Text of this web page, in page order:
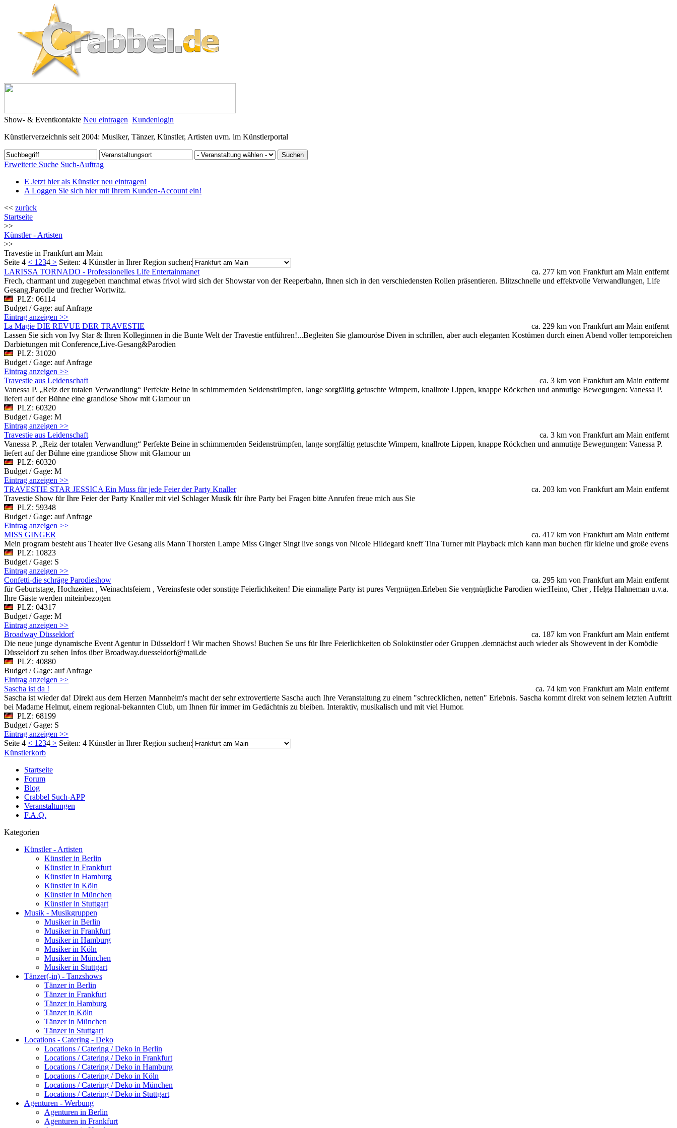
Show- & Eventkontakte Neu eintragen Kundenlogin
Künstlerverzeichnis seit 2004: Musiker, Tänzer, Künstler, Artisten uvm. im Künstlerportal
Erweiterte Suche Such-Auftrag
E Jetzt hier als Künstler neu eintragen!
A Loggen Sie sich hier mit Ihrem Kunden-Account ein!
<< zurück
Startseite
>>
Künstler - Artisten
>>
Travestie in Frankfurt am Main
Seite 4 < 1 234 > Seiten: 4 Künstler in Ihrer Region suchen:
ca. 277 km von Frankfurt am Main entfernt
LARISSA TORNADO - Professionelles Life Entertainmanet
Frech, charmant und zugegeben manchmal etwas frivol wird sich der Showstar von der Reeperbahn, Ihnen sich in den verschiedensten Rollen präsentieren. Blitzschnelle und effektvolle Verwandlungen, Life
Gesang,Parodie und frecher Wortwitz.
PLZ: 06114
Budget / Gage: auf Anfrage
Eintrag anzeigen >>
ca. 229 km von Frankfurt am Main entfernt
La Magie DIE REVUE DER TRAVESTIE
Lassen Sie sich von Ivy Star & Ihren Kolleginnen in die Bunte Welt der Travestie entführen!...Begleiten Sie glamouröse Diven in schrillen, aber auch eleganten Kostümen durch einen Abend voller temporeichen
Darbietungen mit Conference,Live-Gesang&Parodien
PLZ: 31020
Budget / Gage: auf Anfrage
Eintrag anzeigen >>
ca. 3 km von Frankfurt am Main entfernt
Travestie aus Leidenschaft
Vanessa P. „Reiz der totalen Verwandlung“ Perfekte Beine in schimmernden Seidenstrümpfen, lange sorgfältig getuschte Wimpern, knallrote Lippen, knappe Röckchen und anmutige Bewegungen: Vanessa P.
liefert auf der Bühne eine grandiose Show mit Glamour un
PLZ: 60320
Budget / Gage: M
Eintrag anzeigen >>
ca. 3 km von Frankfurt am Main entfernt
Travestie aus Leidenschaft
Vanessa P. „Reiz der totalen Verwandlung“ Perfekte Beine in schimmernden Seidenstrümpfen, lange sorgfältig getuschte Wimpern, knallrote Lippen, knappe Röckchen und anmutige Bewegungen: Vanessa P.
liefert auf der Bühne eine grandiose Show mit Glamour un
PLZ: 60320
Budget / Gage: M
Eintrag anzeigen >>
ca. 203 km von Frankfurt am Main entfernt
TRAVESTIE STAR JESSICA Ein Muss für jede Feier der Party Knaller
Travestie Show für Ihre Feier der Party Knaller mit viel Schlager Musik für ihre Party bei Fragen bitte Anrufen freue mich aus Sie
PLZ: 59348
Budget / Gage: auf Anfrage
Eintrag anzeigen >>
ca. 417 km von Frankfurt am Main entfernt
MISS GINGER
Mein program besteht aus Theater live Gesang alls Mann Thorsten Lampe Miss Ginger Singt live songs von Nicole Hildegard kneff Tina Turner mit Playback mich kann man buchen für kleine und große evens
PLZ: 10823
Budget / Gage: S
Eintrag anzeigen >>
ca. 295 km von Frankfurt am Main entfernt
Confetti-die schräge Parodieshow
für Geburtstage, Hochzeiten , Weinachtsfeiern , Vereinsfeste oder sonstige Feierlichkeiten! Die einmalige Party ist pures Vergnügen.Erleben Sie vergnügliche Parodien wie:Heino, Cher , Helga Hahneman u.v.a.
Ihre Gäste werden miteinbezogen
PLZ: 04317
Budget / Gage: M
Eintrag anzeigen >>
ca. 187 km von Frankfurt am Main entfernt
Broadway Düsseldorf
Die neue junge dynamische Event Agentur in Düsseldorf ! Wir machen Shows! Buchen Se uns für Ihre Feierlichkeiten ob Solokünstler oder Gruppen .demnächst auch wieder als Showevent in der Komödie
Düsseldorf zu sehen Infos über Broadway.duesseldorf@mail.de
PLZ: 40880
Budget / Gage: auf Anfrage
Eintrag anzeigen >>
ca. 74 km von Frankfurt am Main entfernt
Sascha ist da !
Sascha ist wieder da! Direkt aus dem Herzen Mannheim's macht der sehr extrovertierte Sascha auch Ihre Veranstaltung zu einem "schrecklichen, netten" Erlebnis. Sascha kommt direkt von seinem letzten Auftritt
bei Madame Helmut, einem regional-bekannten Club, um Ihnen für immer im Gedächtnis zu bleiben. Interaktiv, musikalisch und mit viel Humor.
PLZ: 68199
Budget / Gage: S
Eintrag anzeigen >>
Seite 4 < 1 234 > Seiten: 4 Künstler in Ihrer Region suchen:
Künstlerkorb
Startseite
Forum
Blog
Crabbel Such-APP
Veranstaltungen
F.A.Q.
Kategorien
Künstler - Artisten
Künstler in Berlin
Künstler in Frankfurt
Künstler in Hamburg
Künstler in Köln
Künstler in München
Künstler in Stuttgart
Musik - Musikgruppen
Musiker in Berlin
Musiker in Frankfurt
Musiker in Hamburg
Musiker in Köln
Musiker in München
Musiker in Stuttgart
Tänzer(-in) - Tanzshows
Tänzer in Berlin
Tänzer in Frankfurt
Tänzer in Hamburg
Tänzer in Köln
Tänzer in München
Tänzer in Stuttgart
Locations - Catering - Deko
Locations / Catering / Deko in Berlin
Locations / Catering / Deko in Frankfurt
Locations / Catering / Deko in Hamburg
Locations / Catering / Deko in Köln
Locations / Catering / Deko in München
Locations / Catering / Deko in Stuttgart
Agenturen - Werbung
Agenturen in Berlin
Agenturen in Frankfurt